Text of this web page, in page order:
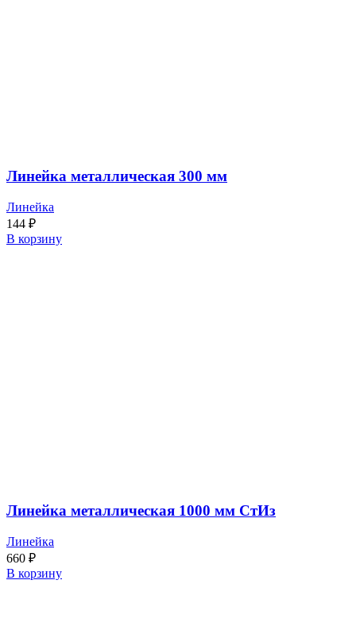
Линейка металлическая 300 мм
Линейка
144 ₽
В корзину
Линейка металлическая 1000 мм СтИз
Линейка
660 ₽
В корзину